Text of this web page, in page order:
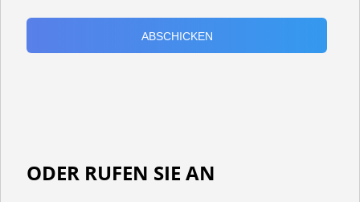
ODER RUFEN SIE AN